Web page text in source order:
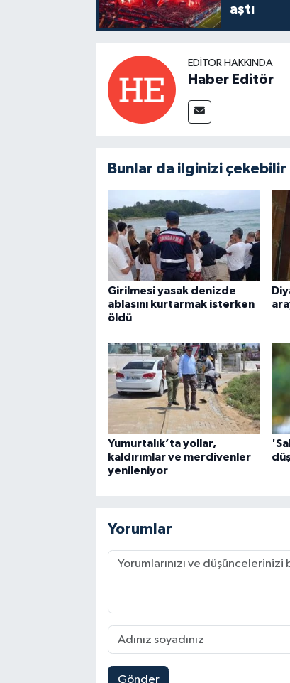
aştı
EDITÖR HAKKINDA
Haber Editör
Bunlar da ilginizi çekebilir
Girilmesi yasak denizde
ablasını kurtarmak isterken
öldü
Yumurtalık’ta yollar,
kaldırımlar ve merdivenler
yenileniyor
Yorumlar
Gönder